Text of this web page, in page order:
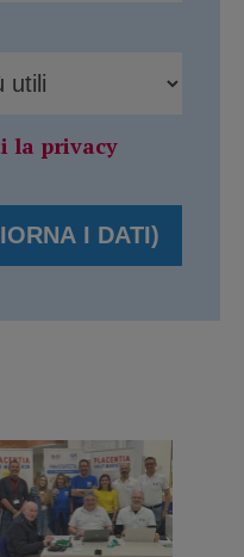
la privacy